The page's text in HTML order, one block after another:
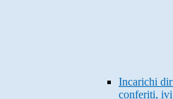
Incarichi
conferiti,